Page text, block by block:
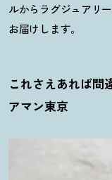
ルからラグジュアリ
お届けします。
これさえあれば間
アマン東京